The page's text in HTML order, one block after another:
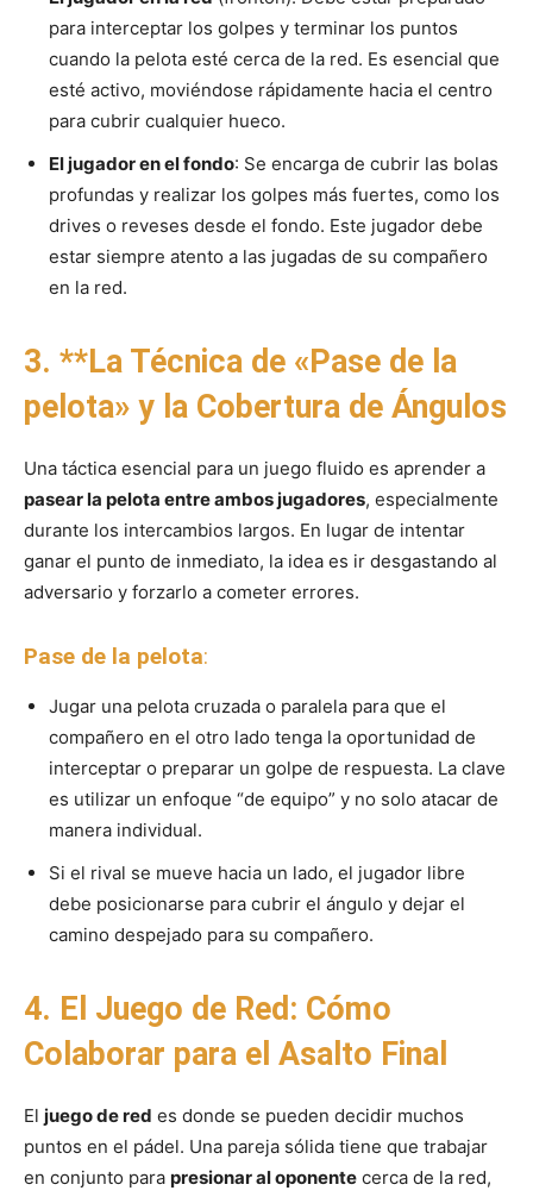
para interceptar los golpes y terminar los puntos
cuando la pelota esté cerca de la red. Es esencial que
esté activo, moviéndose rápidamente hacia el centro
para cubrir cualquier hueco.
El jugador en el fondo: Se encarga de cubrir las bolas
profundas y realizar los golpes más fuertes, como los
drives o reveses desde el fondo. Este jugador debe
estar siempre atento a las jugadas de su compañero
en la red.
3. **La Técnica de «Pase de la
pelota» y la Cobertura de Ángulos
Una táctica esencial para un juego fluido es aprender a
pasear la pelota entre ambos jugadores, especialmente
durante los intercambios largos. En lugar de intentar
ganar el punto de inmediato, la idea es ir desgastando al
adversario y forzarlo a cometer errores.
Pase de la pelota:
Jugar una pelota cruzada o paralela para que el
compañero en el otro lado tenga la oportunidad de
interceptar o preparar un golpe de respuesta. La clave
es utilizar un enfoque “de equipo” y no solo atacar de
manera individual.
Si el rival se mueve hacia un lado, el jugador libre
debe posicionarse para cubrir el ángulo y dejar el
camino despejado para su compañero.
4. El Juego de Red: Cómo
Colaborar para el Asalto Final
El juego de red es donde se pueden decidir muchos
puntos en el pádel. Una pareja sólida tiene que trabajar
en conjunto para presionar al oponente cerca de la red,